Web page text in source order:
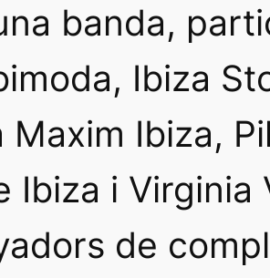
banda,
Ibiza
Maxim Ibiza,
Ibiza i Virginia
de